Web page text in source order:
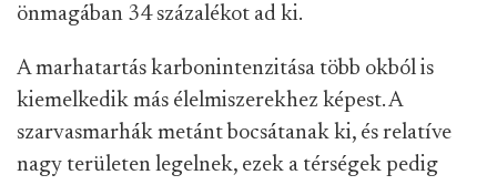
önmagában 34 százalékot ad ki.
A marhatartás karbonintenzitása több okból is
kiemelkedik más élelmiszerekhez képest. A
szarvasmarhák metánt bocsátanak ki, és relatíve
nagy területen legelnek, ezek a térségek pedig